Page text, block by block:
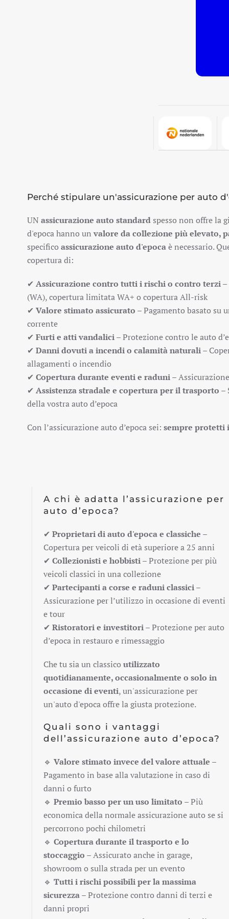
Oggetti preziosi
Perché stipulare un'assicurazione per auto
UN assicurazione auto standard spesso non offre la
d'epoca hanno un valore da collezione più elevato,
specifico assicurazione auto d'epocaè necessario.
copertura di:
✔ Assicurazione contro tutti i rischi o contro terzi
(WA), copertura limitata WA+ o copertura All-risk
✔ Valore stimato assicurato – Pagamento basato su
corrente
✔ Furti e atti vandalici– Protezione contro le auto
✔ Danni dovuti a incendi o calamità naturali–
allagamenti o incendio
✔ Copertura durante eventi e raduni–
✔ Assistenza stradale e copertura per il trasporto –
della vostra auto d’epoca
Con l’assicurazione auto d’epoca sei: sempre protetti
A chi è adatta l’assicurazione per
auto d’epoca?
✔ Proprietari di auto d'epoca e classiche –
Copertura per veicoli di età superiore a 25 anni
✔ Collezionisti e hobbisti– Protezione per più
veicoli classici in una collezione
✔ Partecipanti a corse e raduni classici–
Assicurazione per l’utilizzo in occasione di eventi
e tour
✔ Ristoratori e investitori– Protezione per auto
d’epoca in restauro e rimessaggio
Che tu sia un classico utilizzato
quotidianamente, occasionalmente o solo in
occasione di eventi, un'assicurazione per
un'auto d'epoca offre la giusta protezione.
Quali sono i vantaggi
dell’assicurazione auto d’epoca?
🔹 Valore stimato invece del valore attuale –
Pagamento in base alla valutazione in caso di
danni o furto
🔹 Premio basso per un uso limitato – Più
economica della normale assicurazione auto se si
percorrono pochi chilometri
🔹 Copertura durante il trasporto e lo
stoccaggio – Assicurato anche in garage,
showroom o sulla strada per un evento
🔹 Tutti i rischi possibili per la massima
sicurezza– Protezione contro danni di terzi e
danni propri